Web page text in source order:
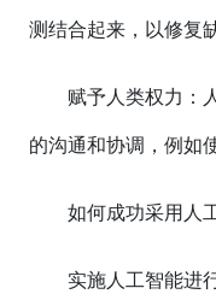
测结合起来，以修复
赋予人类权力：
的沟通和协调，例如
如何成功采用人
实施人工智能进